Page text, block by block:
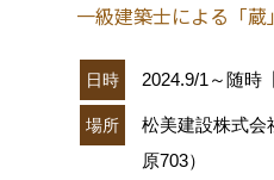
一級建築士による「
日時 2024.9/1～随時
場所
松美建設株式会
原703）